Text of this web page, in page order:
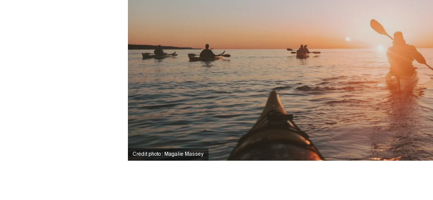
Crédit photo : Magalie Massey